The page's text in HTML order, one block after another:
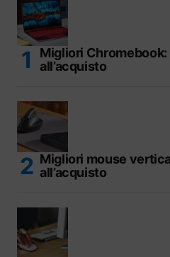
Migliori
all’acquisto
Migliori mouse
all’acquisto